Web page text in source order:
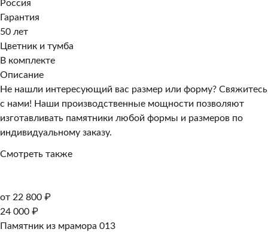
Россия
Гарантия
50 лет
Цветник и тумба
В комплекте
Описание
Не нашли интересующий вас размер или форму? Свяжитесь
с нами! Наши производственные мощности позволяют
изготавливать памятники любой формы и размеров по
индивидуальному заказу.
Смотреть также
от 22 800 ₽
24 000 ₽
Памятник из мрамора 013